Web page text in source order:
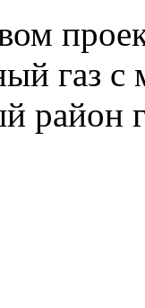
газ с
район